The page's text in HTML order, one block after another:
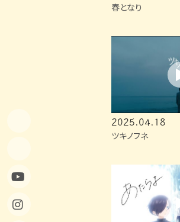
春となり
2025.04.18
ツキノフネ